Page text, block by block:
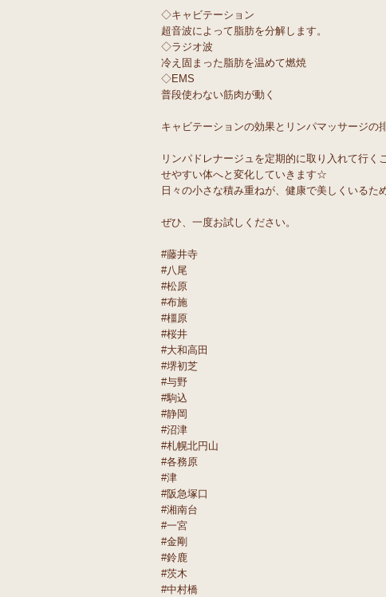
◇キャビテーション
超音波によって脂肪を分解します。
◇ラジオ波
冷え固まった脂肪を温めて燃焼
◇EMS
普段使わない筋肉が動く
キャビテーションの効果とリンパマッサージの
リンパドレナージュを定期的に取り入れて行
せやすい体へと変化していきます☆
日々の小さな積み重ねが、健康で美しくいるた
ぜひ、一度お試しください。
#藤井寺
#八尾
#松原
#布施
#橿原
#桜井
#大和高田
#堺初芝
#与野
#駒込
#静岡
#沼津
#札幌北円山
#各務原
#津
#阪急塚口
#湘南台
#一宮
#金剛
#鈴鹿
#茨木
#中村橋